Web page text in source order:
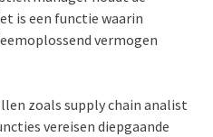
is een functie waarin
vermogen
zoals supply chain analist
vereisen diepgaande